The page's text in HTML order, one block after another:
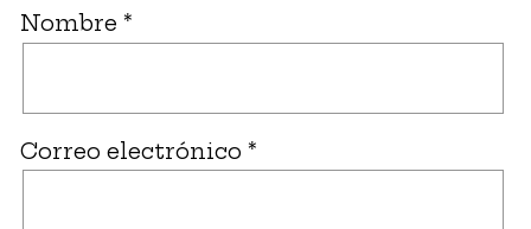
Nombre *
Correo electrónico *